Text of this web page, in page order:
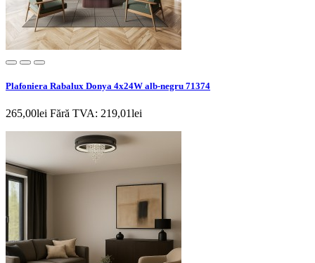
Plafoniera Rabalux Donya 4x24W alb-negru 71374
265,00lei Fără TVA: 219,01lei